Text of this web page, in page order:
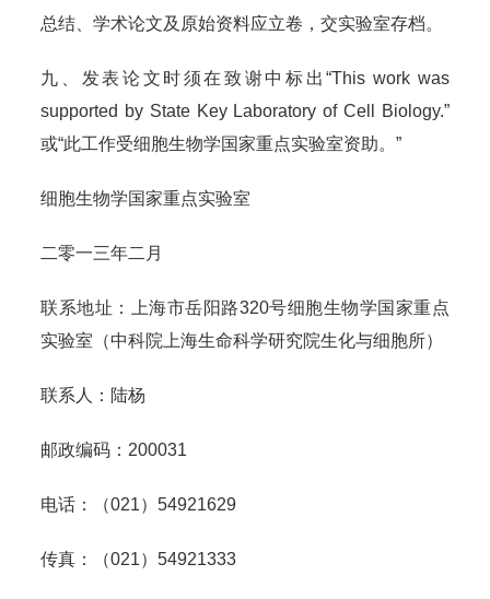
总结、学术论文及原始资料应立卷，交实验室存档。
九、发表论文时须在致谢中标出“This work was
supported by State Key Laboratory of Cell Biology.”
或“此工作受细胞生物学国家重点实验室资助。”
细胞生物学国家重点实验室
二零一三年二月
联系地址：上海市岳阳路320号细胞生物学国家重点
实验室（中科院上海生命科学研究院生化与细胞所）
联系人：陆杨
邮政编码：200031
电话：（021）54921629
传真：（021）54921333